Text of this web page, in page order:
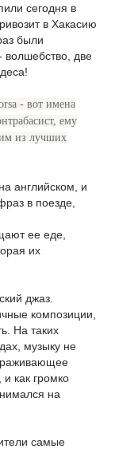
сегодня в
в Хакасию
были
- волшебство, две
- вот имена
ему
из лучших
английском, и
в поезде,
ее еде,
их
джаз.
композиции,
На таких
музыку не
как громко
на
самые